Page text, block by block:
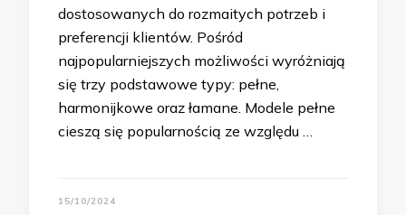
dostosowanych do rozmaitych potrzeb i
preferencji klientów. Pośród
najpopularniejszych możliwości wyróżniają
się trzy podstawowe typy: pełne,
harmonijkowe oraz łamane. Modele pełne
cieszą się popularnością ze względu …
15/10/2024